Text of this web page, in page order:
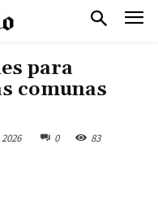
para
comunas
0 83